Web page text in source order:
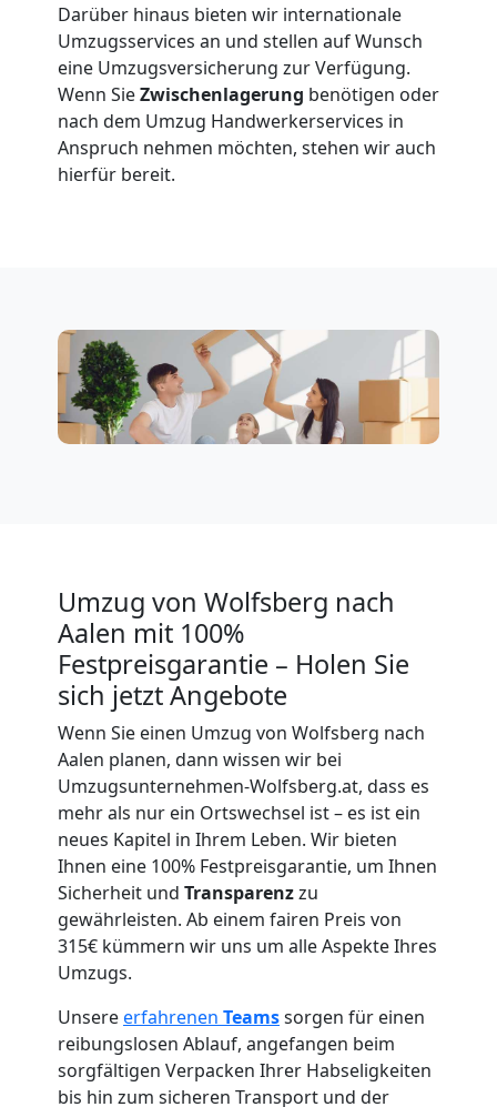
Darüber hinaus bieten wir internationale
Umzugsservices an und stellen auf Wunsch
eine Umzugsversicherung zur Verfügung.
Wenn SieZwischenlagerung benötigen oder
nach dem Umzug Handwerkerservices in
Anspruch nehmen möchten, stehen wir auch
hierfür bereit.
Umzug von Wolfsberg nach
Aalen mit 100%
Festpreisgarantie – Holen Sie
sich jetzt Angebote
Wenn Sie einen Umzug von Wolfsberg nach
Aalen planen, dann wissen wir bei
Umzugsunternehmen-Wolfsberg.at, dass es
mehr als nur ein Ortswechsel ist – es ist ein
neues Kapitel in Ihrem Leben. Wir bieten
Ihnen eine 100% Festpreisgarantie, um Ihnen
Sicherheit und Transparenzzu
gewährleisten. Ab einem fairen Preis von
315€ kümmern wir uns um alle Aspekte Ihres
Umzugs.
Unsereerfahrenen Teamssorgen für einen
reibungslosen Ablauf, angefangen beim
sorgfältigen Verpacken Ihrer Habseligkeiten
bis hin zum sicheren Transport und der
Übersiedlung
Wolfsberg
Klaviertransport
Privatumzug
Wolfsberg
Tresortransport
Wolfsberg
Umzug
für
Senioren
Wolfsberg
Fernumzug
Wolfsberg